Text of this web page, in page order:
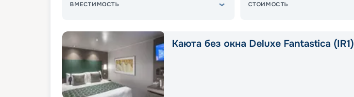
ВМЕСТИМОСТЬ СТОИМОСТЬ
Каюта без окна Deluxe Fantastica (IR1)